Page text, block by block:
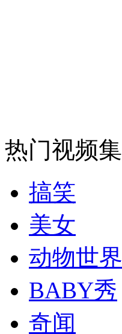
热门视频集
搞笑
美女
动物世界
BABY秀
奇闻